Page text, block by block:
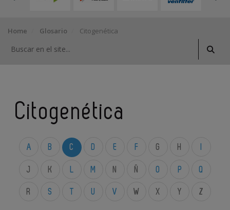
Home Glosario Citogenética
Citogenética
A B C D E F G H
J K L M N Ñ O P Q
R S U V W X Y Z